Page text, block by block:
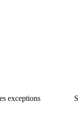
exceptions